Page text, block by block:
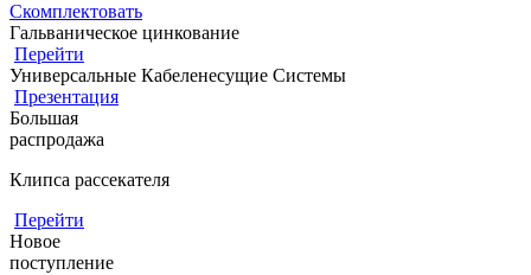
Скомплектовать
Гальваническое цинкование
Перейти
Универсальные Кабеленесущие Системы
Презентация
Большая
распродажа
Клипса рассекателя
Перейти
Новое
поступление